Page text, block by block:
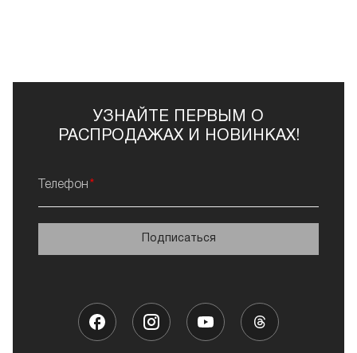
УЗНАЙТЕ ПЕРВЫМ О
РАСПРОДАЖАХ И НОВИНКАХ!
Телефон
Подписаться